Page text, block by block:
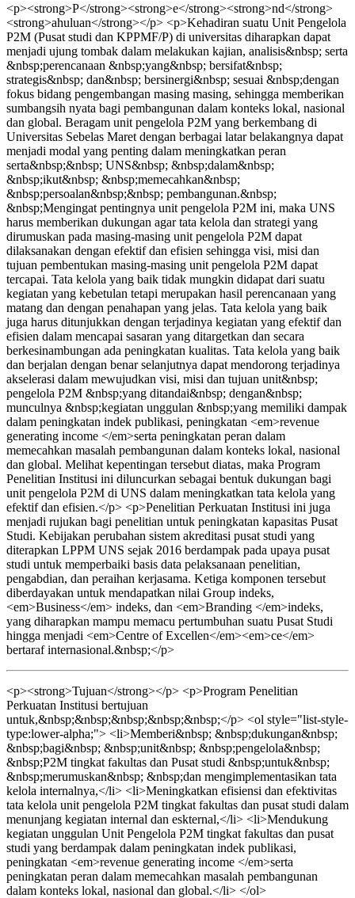
<p><strong>P</strong><strong>e</strong><strong>nd</strong>
<strong>ahuluan</strong></p> <p>Kehadiran suatu Unit Pengelola
P2M (Pusat studi dan KPPMF/P) di universitas diharapkan dapat
menjadi ujung tombak dalam melakukan kajian, analisis&nbsp; serta
&nbsp;perencanaan &nbsp;yang&nbsp; bersifat&nbsp;
strategis&nbsp; dan&nbsp; bersinergi&nbsp; sesuai &nbsp;dengan
fokus bidang pengembangan masing masing, sehingga memberikan
sumbangsih nyata bagi pembangunan dalam konteks lokal, nasional
dan global. Beragam unit pengelola P2M yang berkembang di
Universitas Sebelas Maret dengan berbagai latar belakangnya dapat
menjadi modal yang penting dalam meningkatkan peran
serta&nbsp;&nbsp; UNS&nbsp; &nbsp;dalam&nbsp;
&nbsp;ikut&nbsp; &nbsp;memecahkan&nbsp;
&nbsp;persoalan&nbsp;&nbsp; pembangunan.&nbsp;
&nbsp;Mengingat pentingnya unit pengelola P2M ini, maka UNS
harus memberikan dukungan agar tata kelola dan strategi yang
dirumuskan pada masing-masing unit pengelola P2M dapat
dilaksanakan dengan efektif dan efisien sehingga visi, misi dan
tujuan pembentukan masing-masing unit pengelola P2M dapat
tercapai. Tata kelola yang baik tidak mungkin didapat dari suatu
kegiatan yang kebetulan tetapi merupakan hasil perencanaan yang
matang dan dengan penahapan yang jelas. Tata kelola yang baik
juga harus ditunjukkan dengan terjadinya kegiatan yang efektif dan
efisien dalam mencapai sasaran yang ditargetkan dan secara
berkesinambungan ada peningkatan kualitas. Tata kelola yang baik
dan berjalan dengan benar selanjutnya dapat mendorong terjadinya
akselerasi dalam mewujudkan visi, misi dan tujuan unit&nbsp;
pengelola P2M &nbsp;yang ditandai&nbsp; dengan&nbsp;
munculnya &nbsp;kegiatan unggulan &nbsp;yang memiliki dampak
dalam peningkatan indek publikasi, peningkatan <em>revenue
generating income </em>serta peningkatan peran dalam
memecahkan masalah pembangunan dalam konteks lokal, nasional
dan global. Melihat kepentingan tersebut diatas, maka Program
Penelitian Institusi ini diluncurkan sebagai bentuk dukungan bagi
unit pengelola P2M di UNS dalam meningkatkan tata kelola yang
efektif dan efisien.</p> <p>Penelitian Perkuatan Institusi ini juga
menjadi rujukan bagi penelitian untuk peningkatan kapasitas Pusat
Studi. Kebijakan perubahan sistem akreditasi pusat studi yang
diterapkan LPPM UNS sejak 2016 berdampak pada upaya pusat
studi untuk memperbaiki basis data pelaksanaan penelitian,
pengabdian, dan peraihan kerjasama. Ketiga komponen tersebut
diberdayakan untuk mendapatkan nilai Group indeks,
<em>Business</em> indeks, dan <em>Branding </em>indeks,
yang diharapkan mampu memacu pertumbuhan suatu Pusat Studi
hingga menjadi <em>Centre of Excellen</em><em>ce</em>
bertaraf internasional.&nbsp;</p>
<p><strong>Tujuan</strong></p> <p>Program Penelitian
Perkuatan Institusi bertujuan
untuk,&nbsp;&nbsp;&nbsp;&nbsp;&nbsp;</p> <ol style="list-style-
type:lower-alpha;"> <li>Memberi&nbsp; &nbsp;dukungan&nbsp;
&nbsp;bagi&nbsp; &nbsp;unit&nbsp; &nbsp;pengelola&nbsp;
&nbsp;P2M tingkat fakultas dan Pusat studi &nbsp;untuk&nbsp;
&nbsp;merumuskan&nbsp; &nbsp;dan mengimplementasikan tata
kelola internalnya,</li> <li>Meningkatkan efisiensi dan efektivitas
tata kelola unit pengelola P2M tingkat fakultas dan pusat studi dalam
menunjang kegiatan internal dan eskternal,</li> <li>Mendukung
kegiatan unggulan Unit Pengelola P2M tingkat fakultas dan pusat
studi yang berdampak dalam peningkatan indek publikasi,
peningkatan <em>revenue generating income </em>serta
peningkatan peran dalam memecahkan masalah pembangunan
dalam konteks lokal, nasional dan global.</li> </ol>